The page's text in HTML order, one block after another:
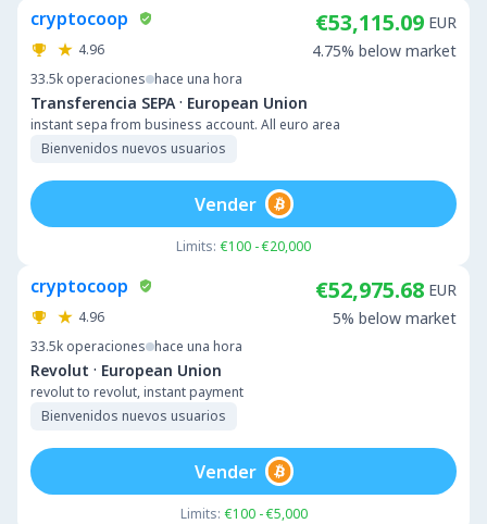
cryptocoop
4.96
33.5k operaciones hace una hora
Transferencia SEPA · European Union
instant sepa from business account. All euro area
Bienvenidos nuevos usuarios
€53,115.09 EUR
4.75% below market
Limits: €100 - €20,000
Vender
cryptocoop
4.96
33.5k operaciones hace una hora
Revolut · European Union
revolut to revolut, instant payment
Bienvenidos nuevos usuarios
€52,975.68 EUR
5% below market
Limits: €100 - €5,000
Vender